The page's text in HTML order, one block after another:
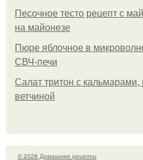
Песочное тесто рецепт с
на майонезе
Пюре яблочное в
СВЧ-печи
Салат тритон с
ветчиной
© 2026 Домашние рецепты